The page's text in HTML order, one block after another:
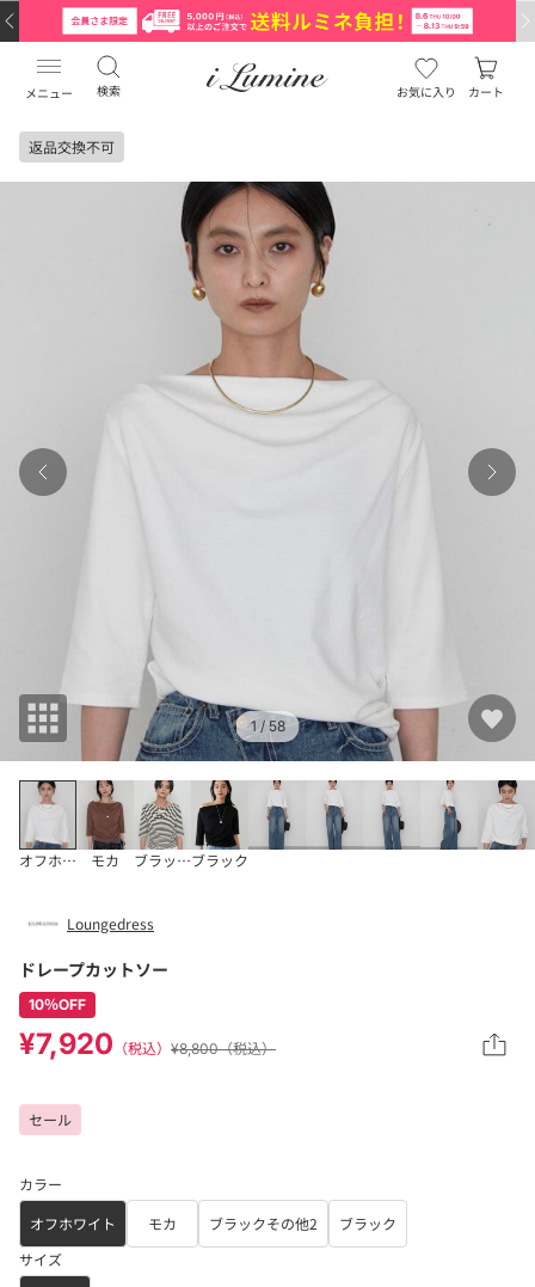
メニュー 検索 お気に入り カート
返品交換不可
1 / 58
オフホワイトモカ ブラックその他2
ブラック
Loungedress
ドレープカットソー
10％OFF
¥7,920 （税込） ¥8,800（税込）
セール
カラー
オフホワイト
モカ ブラックその他2
ブラック
サイズ